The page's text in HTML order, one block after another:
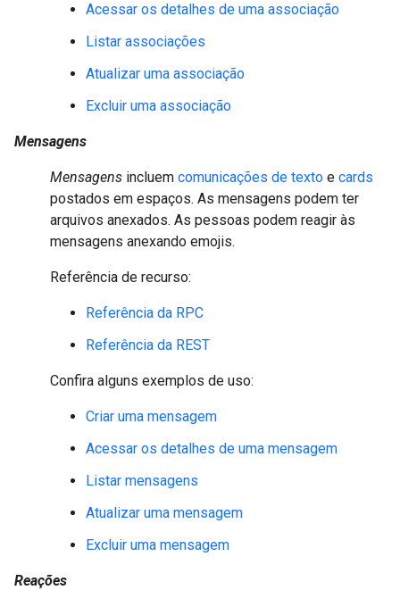
Acessar os detalhes de uma associação
Listar associações
Atualizar uma associação
Excluir uma associação
Mensagens
Mensagens incluem comunicações de texto e cards
postados em espaços. As mensagens podem ter
arquivos anexados. As pessoas podem reagir às
mensagens anexando emojis.
Referência de recurso:
Referência da RPC
Referência da REST
Confira alguns exemplos de uso:
Criar uma mensagem
Acessar os detalhes de uma mensagem
Listar mensagens
Atualizar uma mensagem
Excluir uma mensagem
Reações